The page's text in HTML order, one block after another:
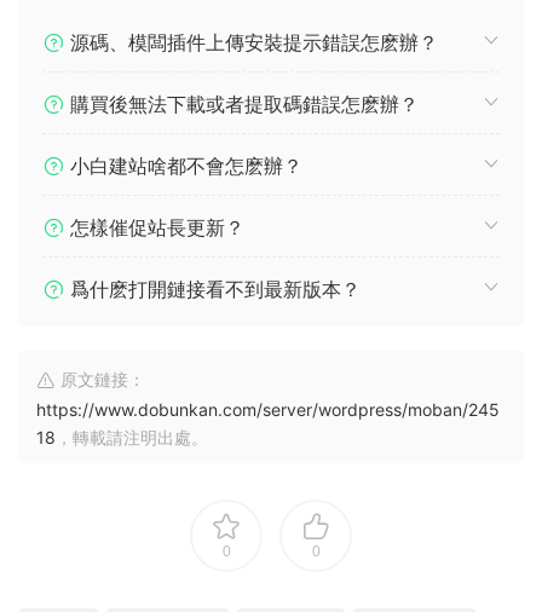
源碼、模闆插件上傳安裝提示錯誤怎麽辦？
購買後無法下載或者提取碼錯誤怎麽辦？
小白建站啥都不會怎麽辦？
怎樣催促站長更新？
爲什麽打開鏈接看不到最新版本？
原文鏈接：
https://www.dobunkan.com/server/wordpress/moban/245
18 ，轉載請注明出處。
0 0